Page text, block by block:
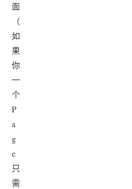
面
（
如
果
你
一
个
P
a
g
e
只
需